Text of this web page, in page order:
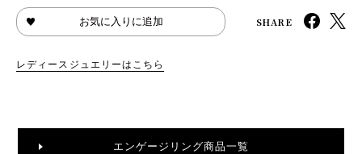
お気に入りに追加 SHARE
レディースジュエリーはこちら
エンゲージリング商品一覧